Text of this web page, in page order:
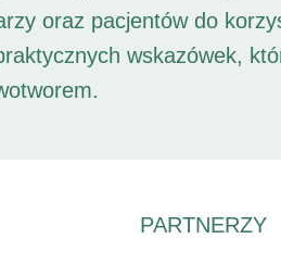
oraz pacjentów do
wskazówek,
PARTNERZY